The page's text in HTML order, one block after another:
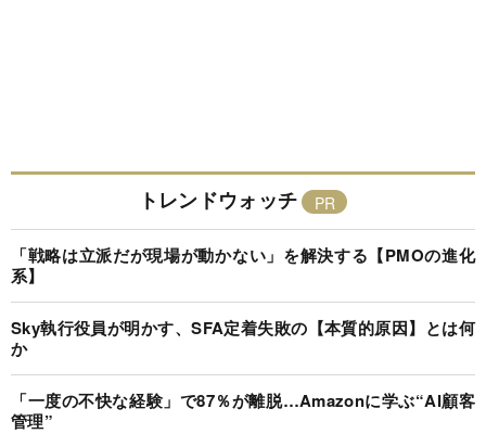
トレンドウォッチ
「戦略は立派だが現場が動かない」を解決する【PMOの進化
系】
Sky執行役員が明かす、SFA定着失敗の【本質的原因】とは何
か
「一度の不快な経験」で87％が離脱…Amazonに学ぶ“AI顧客
管理”